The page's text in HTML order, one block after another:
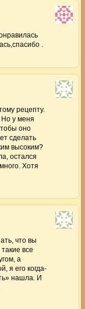
.
рецепту.
Но у меня
оно
сделать
высоким?
остался
Хотя
что вы
все
а
я его когда-
нашла. И